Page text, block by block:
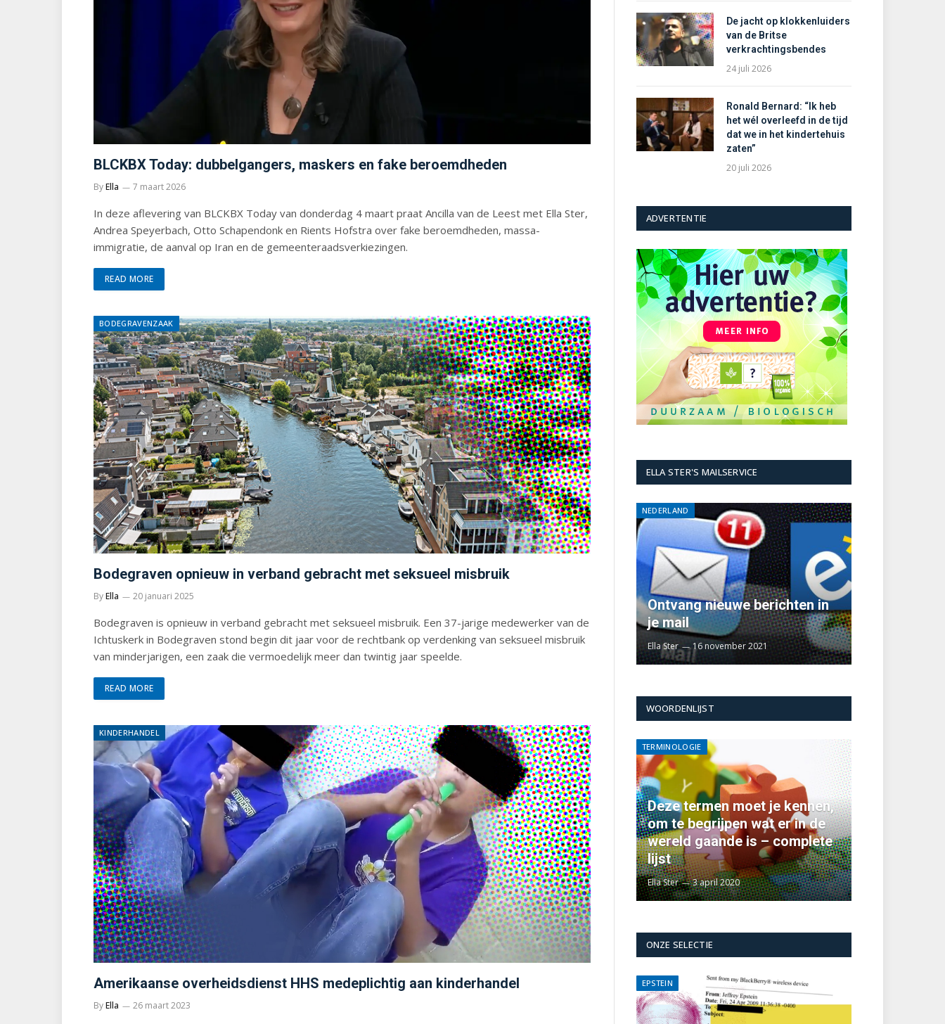
BLCKBX Today: dubbelgangers, maskers en fake beroemdheden
ByElla 7 maart 2026
In deze aflevering van BLCKBX Today van donderdag 4 maart praat Ancilla van de Leest met Ella Ster,
Andrea Speyerbach, Otto Schapendonk en Rients Hofstra over fake beroemdheden, massa-
immigratie, de aanval op Iran en de gemeenteraadsverkiezingen.
READ MORE
BODEGRAVENZAAK
Bodegraven opnieuw in verband gebracht met seksueel misbruik
ByElla 20 januari 2025
Bodegraven is opnieuw in verband gebracht met seksueel misbruik. Een 37-jarige medewerker van de
Ichtuskerk in Bodegraven stond begin dit jaar voor de rechtbank op verdenking van seksueel misbruik
van minderjarigen, een zaak die vermoedelijk meer dan twintig jaar speelde.
READ MORE
KINDERHANDEL
Amerikaanse overheidsdienst HHS medeplichtig aan kinderhandel
ByElla 26 maart 2023
De jacht op klokkenluiders
van de Britse
verkrachtingsbendes
24 juli 2026
Ronald Bernard: “Ik heb
het wél overleefd in de tijd
dat we in het kindertehuis
zaten”
20 juli 2026
ADVERTENTIE
ELLA STER'S MAILSERVICE
NEDERLAND
Ontvang nieuwe berichten in
je mail
Ella Ster 16 november 2021
WOORDENLIJST
TERMINOLOGIE
Deze termen moet je kennen,
om te begrijpen wat er in de
wereld gaande is – complete
lijst
Ella Ster 3 april 2020
ONZE SELECTIE
EPSTEIN